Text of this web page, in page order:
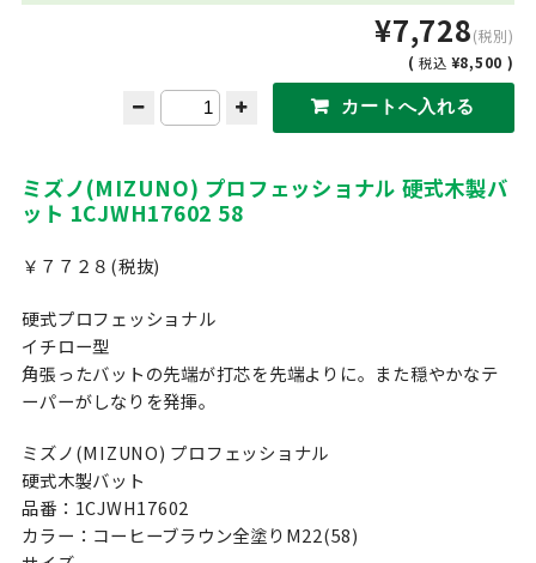
¥7,728(税別)
(税込 ¥8,500 )
ミズノ(MIZUNO) プロフェッショナル 硬式木製バ
ット 1CJWH17602 58
￥７７２８(税抜)
硬式プロフェッショナル
イチロー型
角張ったバットの先端が打芯を先端よりに。また穏やかなテ
ーパーがしなりを発揮。
ミズノ(MIZUNO) プロフェッショナル
硬式木製バット
品番：1CJWH17602
カラー：コーヒーブラウン全塗りM22(58)